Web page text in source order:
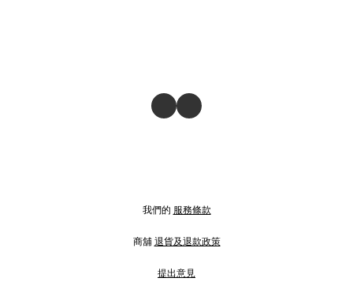
我們的 服務條款
商舖 退貨及退款政策
提出意見